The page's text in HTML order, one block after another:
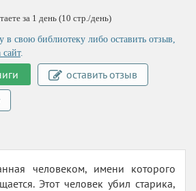
за 1 день (10 стр./день)
в свою библиотеку либо оставить отзыв,
.
оставить отзыв
человеком, имени которого
Этот человек убил старика,